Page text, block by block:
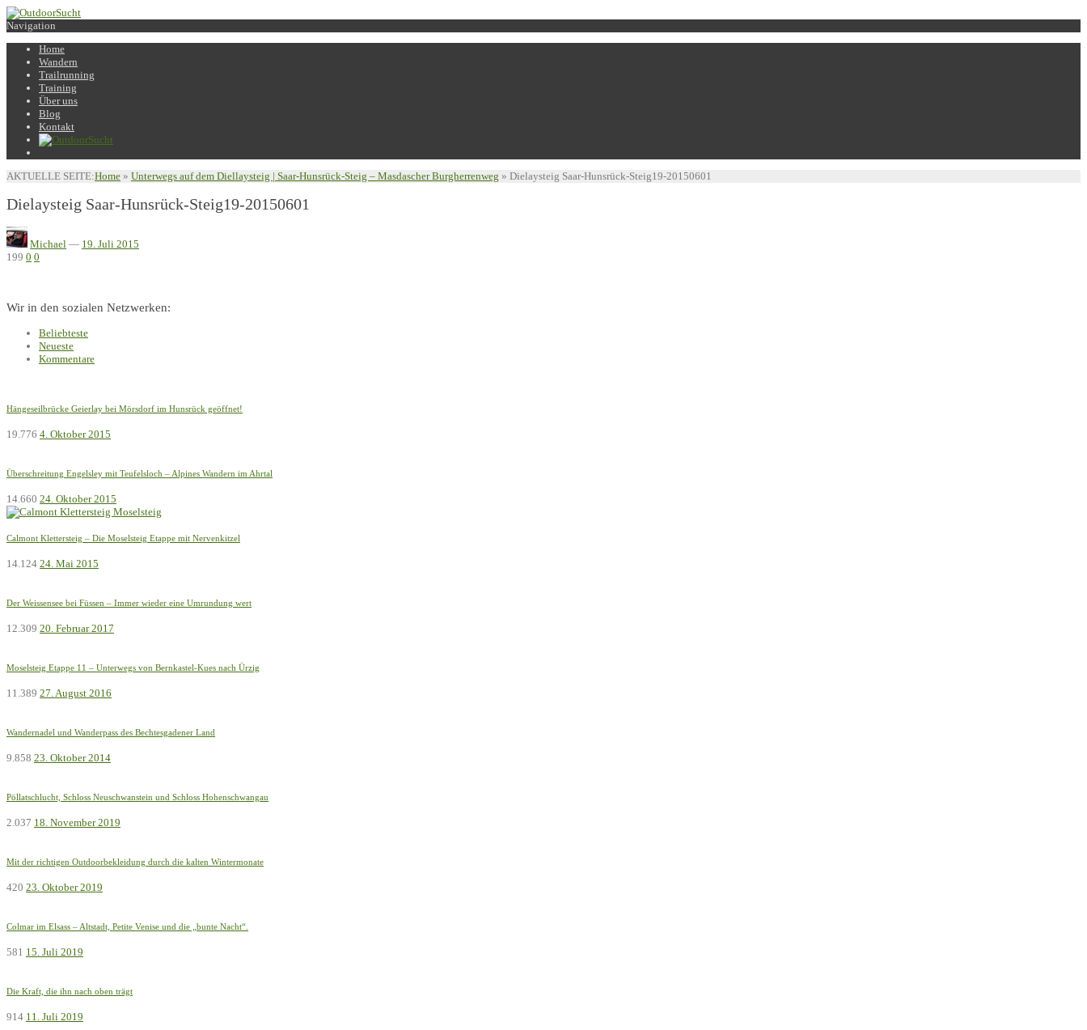
Navigation
Home
Wandern
Trailrunning
Training
Über uns
Blog
Kontakt
AKTUELLE SEITE:Home » Unterwegs auf dem Diellaysteig | Saar-Hunsrück-Steig – Masdascher Burgherrenweg » Dielaysteig Saar-Hunsrück-Steig19-20150601
Dielaysteig Saar-Hunsrück-Steig19-20150601
Michael — 19. Juli 2015
199 0 0
Wir in den sozialen Netzwerken:
Beliebteste
Neueste
Kommentare
Hängeseilbrücke Geierlay bei Mörsdorf im Hunsrück geöffnet!
19.776 4. Oktober 2015
Überschreitung Engelsley mit Teufelsloch – Alpines Wandern im Ahrtal
14.660 24. Oktober 2015
Calmont Klettersteig – Die Moselsteig Etappe mit Nervenkitzel
14.124 24. Mai 2015
Der Weissensee bei Füssen – Immer wieder eine Umrundung wert
12.309 20. Februar 2017
Moselsteig Etappe 11 – Unterwegs von Bernkastel-Kues nach Ürzig
11.389 27. August 2016
Wandernadel und Wanderpass des Bechtesgadener Land
9.858 23. Oktober 2014
Pöllatschlucht, Schloss Neuschwanstein und Schloss Hohenschwangau
2.037 18. November 2019
Mit der richtigen Outdoorbekleidung durch die kalten Wintermonate
420 23. Oktober 2019
Colmar im Elsass – Altstadt, Petite Venise und die „bunte Nacht“.
581 15. Juli 2019
Die Kraft, die ihn nach oben trägt
914 11. Juli 2019